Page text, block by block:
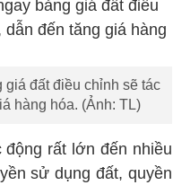
giá đất điều chỉnh sẽ tác
hàng hóa. (Ảnh: TL)
rất lớn đến nhiều
sử dụng đất, quyền